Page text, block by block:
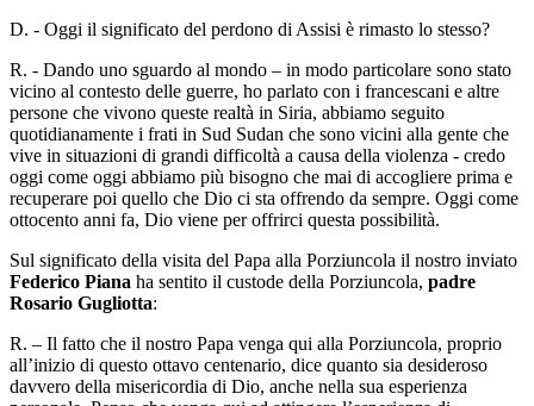
D. - Oggi il significato del perdono di Assisi è rimasto lo stesso?
R. - Dando uno sguardo al mondo – in modo particolare sono stato
vicino al contesto delle guerre, ho parlato con i francescani e altre
persone che vivono queste realtà in Siria, abbiamo seguito
quotidianamente i frati in Sud Sudan che sono vicini alla gente che
vive in situazioni di grandi difficoltà a causa della violenza - credo
oggi come oggi abbiamo più bisogno che mai di accogliere prima e
recuperare poi quello che Dio ci sta offrendo da sempre. Oggi come
ottocento anni fa, Dio viene per offrirci questa possibilità.
Sul significato della visita del Papa alla Porziuncola il nostro inviato
Federico Piana ha sentito il custode della Porziuncola, padre
Rosario Gugliotta:
R. – Il fatto che il nostro Papa venga qui alla Porziuncola, proprio
all’inizio di questo ottavo centenario, dice quanto sia desideroso
davvero della misericordia di Dio, anche nella sua esperienza